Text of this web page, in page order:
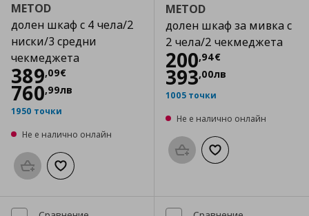
METOD
долен шкаф с 4 чела/2
ниски/3 средни
чекмеджета
389,09€
Цена
760,99лв
1950 точки
Не е налично онлайн
Προσθήκη στο καλάθι
Добави към списъка с любими
METOD
долен шкаф за мивка с
2 чела/2 чекмеджета
200,94€
Цена
393,00лв
1005 точки
Не е налично онлайн
Προσθήκη στο καλάθι
Добави към